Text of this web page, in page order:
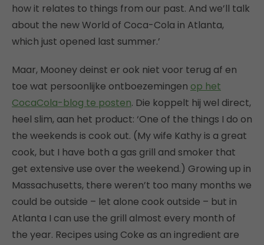
how it relates to things from our past. And we’ll talk
about the new World of Coca-Cola in Atlanta,
which just opened last summer.’
Maar, Mooney deinst er ook niet voor terug af en
toe wat persoonlijke ontboezemingen op het
CocaCola-blog te posten. Die koppelt hij wel direct,
heel slim, aan het product: ‘One of the things I do on
the weekends is cook out. (My wife Kathy is a great
cook, but I have both a gas grill and smoker that
get extensive use over the weekend.) Growing up in
Massachusetts, there weren’t too many months we
could be outside – let alone cook outside – but in
Atlanta I can use the grill almost every month of
the year. Recipes using Coke as an ingredient are